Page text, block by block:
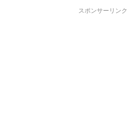
スポンサーリンク